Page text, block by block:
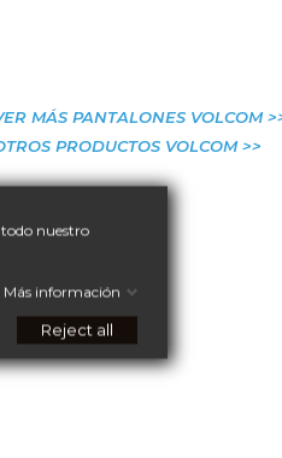
MÁS PANTALONES VOLCOM
PRODUCTOS VOLCOM >>
nuestro
Más información
Reject all